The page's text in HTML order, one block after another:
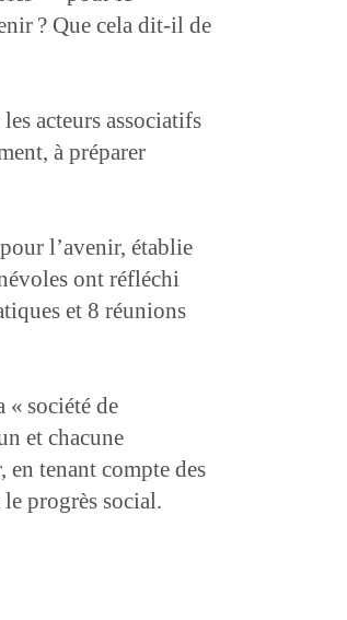
? Que cela dit-il de
acteurs associatifs
à préparer
l’avenir, établie
ont réfléchi
et 8 réunions
« société de
et chacune
tenant compte des
progrès social.